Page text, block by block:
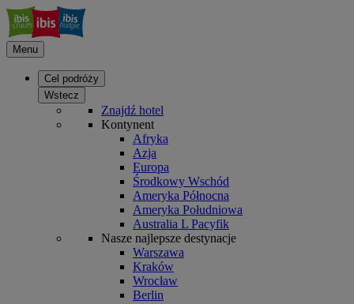
Menu
Cel podróży
Wstecz
Znajdź hotel
Kontynent
Afryka
Azja
Europa
Środkowy Wschód
Ameryka Północna
Ameryka Południowa
Australia L Pacyfik
Nasze najlepsze destynacje
Warszawa
Kraków
Wrocław
Berlin